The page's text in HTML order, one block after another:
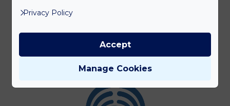
Privacy Policy
Manage Cookies
Accept